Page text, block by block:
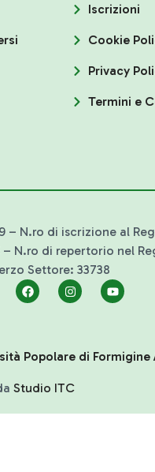
Iscrizioni
Cookie
Privacy
Termini e
– N.ro di iscrizione al
– N.ro di repertorio nel
Settore: 33738
Popolare di Formigine
Studio ITC